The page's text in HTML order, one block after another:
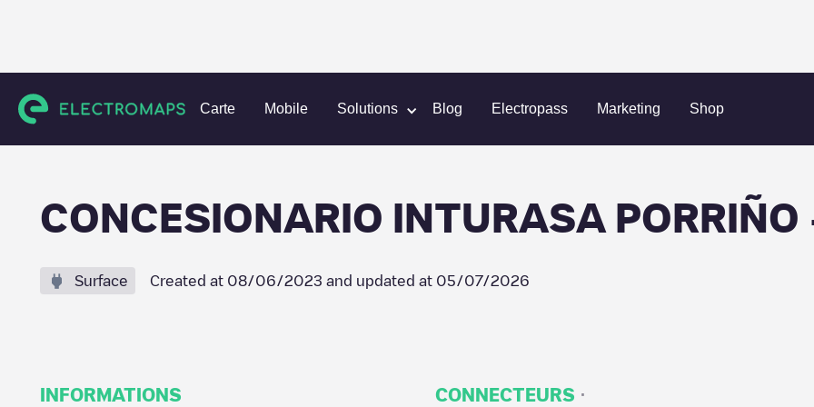
Carte Mobile Solutions Blog Electropass Marketing Shop
Charging stations Espagne Pontevedra Unknown city (temporary) CONCESIONARIO INTURASA PORRIÑO - 02
CONCESIONARIO INTURASA
Surface Created at 08/06/2023 and updated at 05/07/2026
INFORMATIONS CONNECTEURS ·